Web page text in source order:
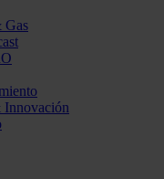
Gas
Innovación